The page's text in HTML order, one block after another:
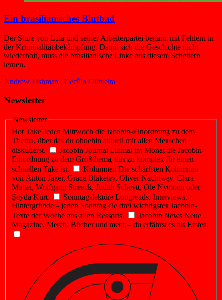
Ein brasilianisches Blutbad
Der Sturz von Lula und seiner Arbeiterpartei begann mit Fehlern in
der Kriminalitätsbekämpfung. Damit sich die Geschichte nicht
wiederholt, muss die brasilianische Linke aus diesem Scheitern
lernen.
Andrew Fishman , Cecília Olliveira
Newsletter
Newsletter
Hot Take Jeden Mittwoch die Jacobin-Einordnung zu dem
Thema, über das du ohnehin aktuell mit allen Menschen
diskutierst.
Jacobin Journal Einmal im Monat die Jacobin-
Einordnung zu dem Großthema, das zu komplex für einen
schnellen Take ist.
Kolumnen Die schärfsten Kolumnen
von Anton Jäger, Grace Blakeley, Oliver Nachtwey, Clara
Mattei, Wolfgang Streeck, Judith Scheytt, Ole Nymoen oder
Şeyda Kurt.
Sonntagslektüre Longreads, Interviews,
Hintergründe – jeden Sonntag die drei wichtigsten Jacobin-
Texte der Woche aus allen Ressorts.
Jacobin News Neue
Magazine, Merch, Bücher und mehr – du erfährst es als Erstes.